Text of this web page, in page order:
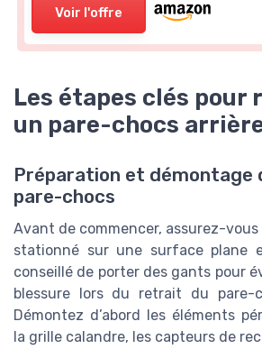
Voir l'offre
Les étapes clés pour
un pare-chocs
Préparation et démontage
pare-chocs
Avant de commencer, assurez-
stationné sur une surface plane
conseillé de porter des gants pour
blessure lors du retrait du pare-
Démontez d’abord les éléments
la grille calandre, les capteurs de